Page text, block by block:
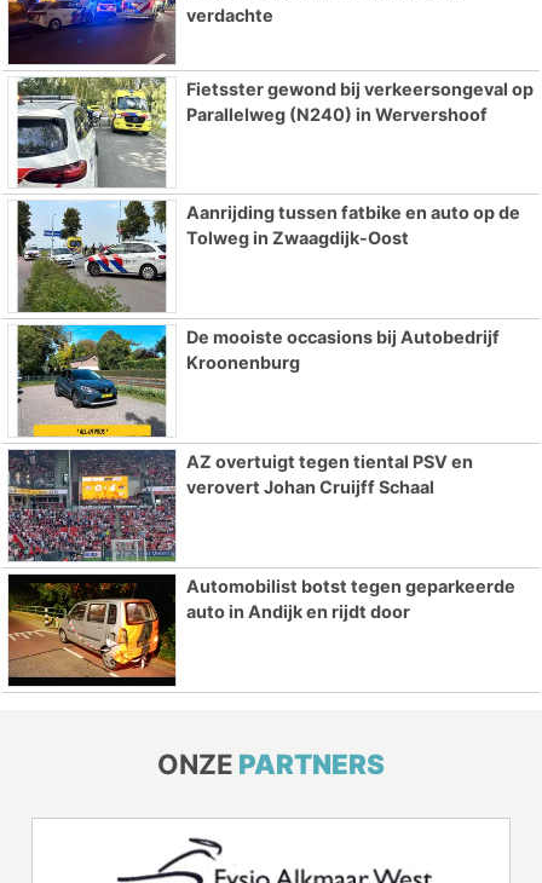
verdachte
Fietsster gewond bij verkeersongeval op
Parallelweg (N240) in Wervershoof
Aanrijding tussen fatbike en auto op de
Tolweg in Zwaagdijk-Oost
De mooiste occasions bij Autobedrijf
Kroonenburg
AZ overtuigt tegen tiental PSV en
verovert Johan Cruijff Schaal
Automobilist botst tegen geparkeerde
auto in Andijk en rijdt door
ONZE PARTNERS